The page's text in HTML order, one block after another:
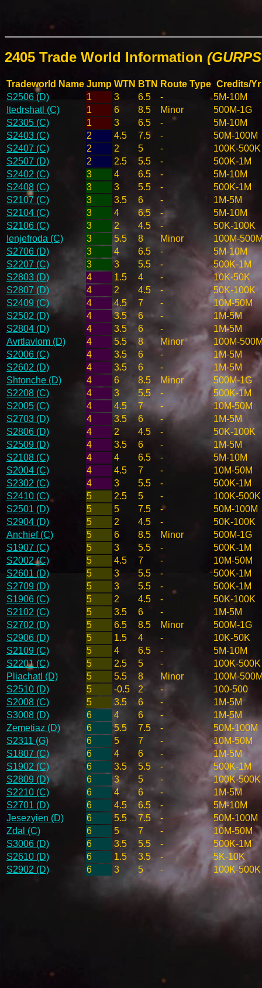
2405 Trade World Information
Tradeworld Name Jump WTN BTN Route Type Credits/Yr
S2506 (D)
1 3 6.5 -
5M-10M
Itedrshatl (C)
1 6 8.5 Minor
500M-1G
S2305 (C)
1 3 6.5 -
5M-10M
S2403 (C)
2 4.5 7.5 -
50M-100M
S2407 (C)
2 2 5 -
100K-500K
S2507 (D)
2 2.5 5.5 -
500K-1M
S2402 (C)
3 4 6.5 -
5M-10M
S2408 (C)
3 3 5.5 -
500K-1M
S2107 (C)
3 3.5 6 -
1M-5M
S2104 (C)
3 4 6.5 -
5M-10M
S2106 (C)
3 2 4.5 -
50K-100K
Ienjefroda (C)
3 5.5 8 Minor
100M-
S2706 (D)
3 4 6.5 -
5M-10M
S2207 (C)
3 3 5.5 -
500K-1M
S2803 (D)
4 1.5 4 -
10K-50K
S2807 (D)
4 2 4.5 -
50K-100K
S2409 (C)
4 4.5 7 -
10M-50M
S2502 (D)
4 3.5 6 -
1M-5M
S2804 (D)
4 3.5 6 -
1M-5M
Avrtlavlom (D)
4 5.5 8 Minor
100M-
S2006 (C)
4 3.5 6 -
1M-5M
S2602 (D)
4 3.5 6 -
1M-5M
Shtonche (D)
4 6 8.5 Minor
500M-1G
S2208 (C)
4 3 5.5 -
500K-1M
S2005 (C)
4 4.5 7 -
10M-50M
S2703 (D)
4 3.5 6 -
1M-5M
S2806 (D)
4 2 4.5 -
50K-100K
S2509 (D)
4 3.5 6 -
1M-5M
S2108 (C)
4 4 6.5 -
5M-10M
S2004 (C)
4 4.5 7 -
10M-50M
S2302 (C)
4 3 5.5 -
500K-1M
S2410 (C)
5 2.5 5 -
100K-500K
S2501 (D)
5 5 7.5 -
50M-100M
S2904 (D)
5 2 4.5 -
50K-100K
Anchief (C)
5 6 8.5 Minor
500M-1G
S1907 (C)
5 3 5.5 -
500K-1M
S2002 (C)
5 4.5 7 -
10M-50M
S2601 (D)
5 3 5.5 -
500K-1M
S2709 (D)
5 3 5.5 -
500K-1M
S1906 (C)
5 2 4.5 -
50K-100K
S2102 (C)
5 3.5 6 -
1M-5M
S2702 (D)
5 6.5 8.5 Minor
500M-1G
S2906 (D)
5 1.5 4 -
10K-50K
S2109 (C)
5 4 6.5 -
5M-10M
S2201 (C)
5 2.5 5 -
100K-500K
Pliachatl (D)
5 5.5 8 Minor
100M-
S2510 (D)
5 -0.5 2 -
100-500
S2008 (C)
5 3.5 6 -
1M-5M
S3008 (D)
6 4 6 -
1M-5M
Zemetiaz (D)
6 5.5 7.5 -
50M-100M
S2311 (G)
6 5 7 -
10M-50M
S1807 (C)
6 4 6 -
1M-5M
S1902 (C)
6 3.5 5.5 -
500K-1M
S2809 (D)
6 3 5 -
100K-500K
S2210 (C)
6 4 6 -
1M-5M
S2701 (D)
6 4.5 6.5 -
5M-10M
Jesezyien (D)
6 5.5 7.5 -
50M-100M
Zdal (C)
6 5 7 -
10M-50M
S3006 (D)
6 3.5 5.5 -
500K-1M
S2610 (D)
6 1.5 3.5 -
5K-10K
S2902 (D)
6 3 5 - 100K-500K